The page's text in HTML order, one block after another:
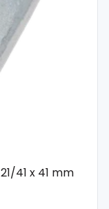
41 x 41 mm